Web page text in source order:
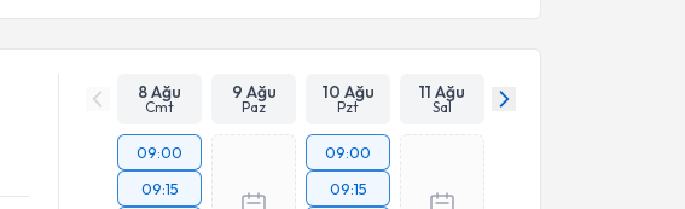
8 Ağu
Cmt
9 Ağu
Paz
10 Ağu
Pzt
11 Ağu
Sal
09:00
09:15
09:00
09:15